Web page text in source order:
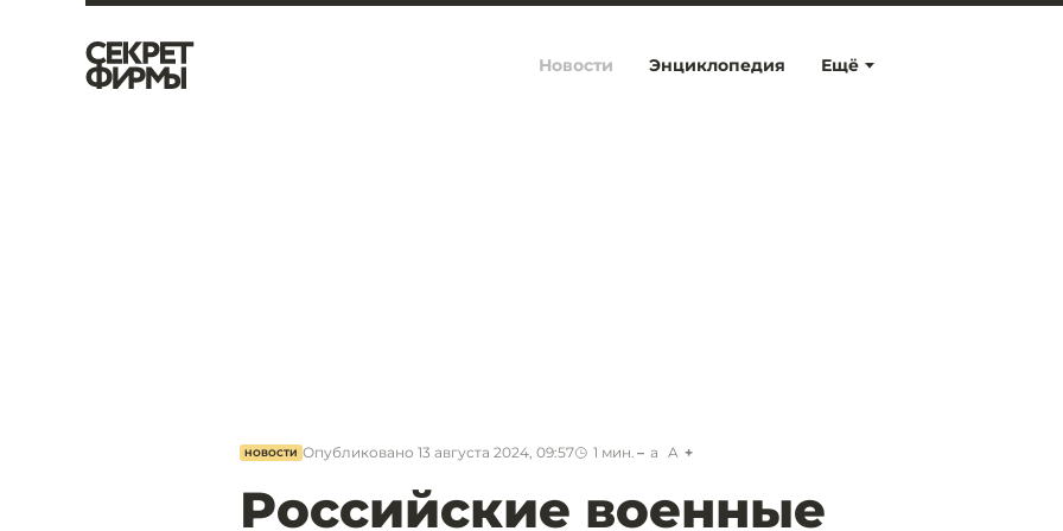
Ещё
Новости Энциклопедия
НОВОСТИ Опубликовано 13 августа 2024, 09:57 1 мин. a A
Российские военные